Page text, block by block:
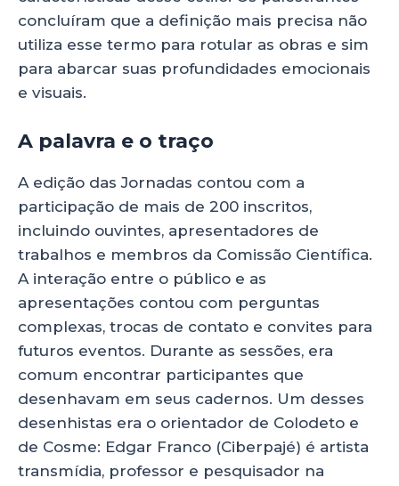
concluíram que a definição mais precisa não
utiliza esse termo para rotular as obras e sim
para abarcar suas profundidades emocionais
e visuais.
A palavra e o traço
A edição das Jornadas contou com a
participação de mais de 200 inscritos,
incluindo ouvintes, apresentadores de
trabalhos e membros da Comissão Científica.
A interação entre o público e as
apresentações contou com perguntas
complexas, trocas de contato e convites para
futuros eventos. Durante as sessões, era
comum encontrar participantes que
desenhavam em seus cadernos. Um desses
desenhistas era o orientador de Colodeto e
de Cosme: Edgar Franco (Ciberpajé) é artista
transmídia, professor e pesquisador na